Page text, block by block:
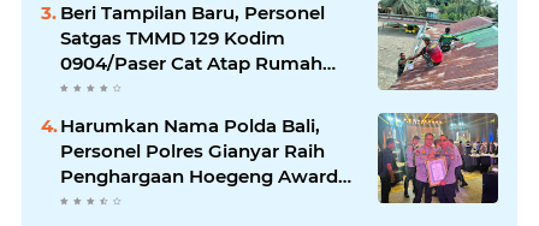
Beri Tampilan Baru, Personel
Satgas TMMD 129 Kodim
0904/Paser Cat Atap Rumah
Marbot
Harumkan Nama Polda Bali,
Personel Polres Gianyar Raih
Penghargaan Hoegeng Awards
2026